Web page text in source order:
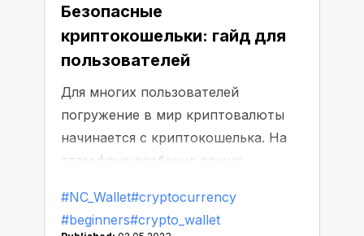
результатам!
Безопасные
криптокошельки: гайд для
пользователей
Для многих пользователей
погружение в мир криптовалюты
начинается с криптокошелька. На
этом фоне особенно важно
подходящего персонального
сервиса, который мог бы
#NC_Wallet#cryptocurrency
#beginners#crypto_wallet